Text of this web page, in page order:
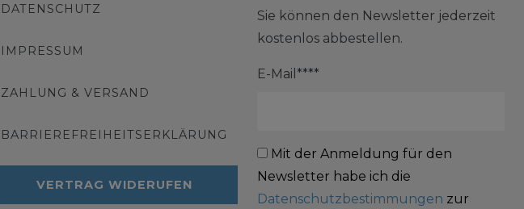
DATENSCHUTZ
IMPRESSUM
ZAHLUNG & VERSAND
BARRIEREFREIHEITSERKLÄRUNG
VERTRAG WIDERUFEN
Sie können den Newsletter jederzeit
kostenlos abbestellen.
E-Mail****
Mit der Anmeldung für den
Newsletter habe ich die
Datenschutzbestimmungen zur